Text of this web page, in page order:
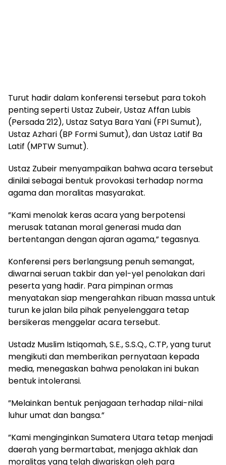
‎Turut hadir dalam konferensi tersebut para tokoh
penting seperti Ustaz Zubeir, Ustaz Affan Lubis
(Persada 212), Ustaz Satya Bara Yani (FPI Sumut),
Ustaz Azhari (BP Formi Sumut), dan Ustaz Latif Ba
Latif (MPTW Sumut).
‎Ustaz Zubeir menyampaikan bahwa acara tersebut
dinilai sebagai bentuk provokasi terhadap norma
agama dan moralitas masyarakat.
‎”Kami menolak keras acara yang berpotensi
merusak tatanan moral generasi muda dan
bertentangan dengan ajaran agama,” tegasnya.
‎Konferensi pers berlangsung penuh semangat,
diwarnai seruan takbir dan yel-yel penolakan dari
peserta yang hadir. Para pimpinan ormas
menyatakan siap mengerahkan ribuan massa untuk
turun ke jalan bila pihak penyelenggara tetap
bersikeras menggelar acara tersebut.
‎Ustadz Muslim Istiqomah, S.E., S.S.Q., C.TP, yang turut
mengikuti dan memberikan pernyataan kepada
media, menegaskan bahwa penolakan ini bukan
bentuk intoleransi.
‎”Melainkan bentuk penjagaan terhadap nilai-nilai
luhur umat dan bangsa.”
‎”Kami menginginkan Sumatera Utara tetap menjadi
daerah yang bermartabat, menjaga akhlak dan
moralitas yang telah diwariskan oleh para